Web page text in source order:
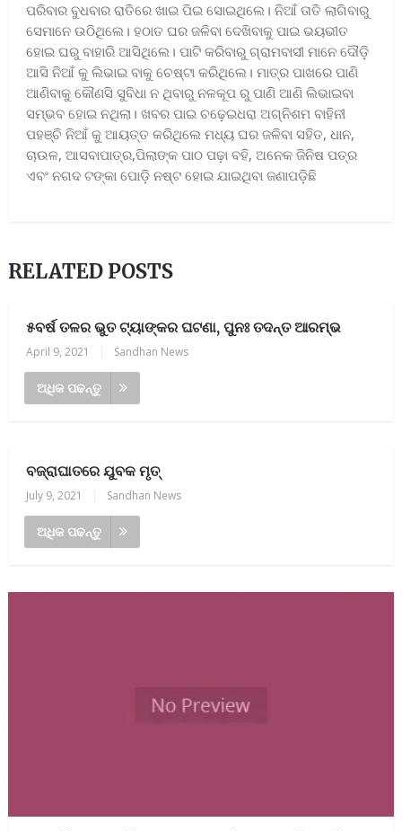
ପରିବାର ବୁଧବାର ରାତିରେ ଖାଇ ପିଇ ସୋଇଥିଲେ। ନିଆଁ ତାତି ଲାଗିବାରୁ
ସେମାନେ ଉଠିଥିଲେ। ହଠାତ ଘର ଜଳିବା ଦେଖିବାକୁ ପାଇ ଭୟଭୀତ
ହୋଇ ଘରୁ ବାହାରି ଆସିଥିଲେ। ପାଟି କରିବାରୁ ଗ୍ରାମବାସୀ ମାନେ ଦୌଡ଼ି
ଆସି ନିଆଁ କୁ ଲିଭାଇ ବାକୁ ଚେଷ୍ଟା କରିଥିଲେ। ମାତ୍ର ପାଖରେ ପାଣି
ଆଣିବାକୁ କୌଣସି ସୁବିଧା ନ ଥିବାରୁ ନଳକୂପ ରୁ ପାଣି ଆଣି ଲିଭାଇବା
ସମ୍ଭବ ହୋଇ ନଥିଲା। ଖବର ପାଇ ଚଢ଼େଇଧରା ଅଗ୍ନିଶମ ବାହିନୀ
ପହଞ୍ଚି ନିଆଁ କୁ ଆୟତ୍ତ କରିଥିଲେ ମଧ୍ୟ ଘର ଜଳିବା ସହିତ, ଧାନ,
ଚାଉଳ, ଆସବାପାତ୍ର,ପିଲାଙ୍କ ପାଠ ପଢ଼ା ବହି, ଅନେକ ଜିନିଷ ପତ୍ର
ଏବଂ ନଗଦ ଟଙ୍କା ପୋଡ଼ି ନଷ୍ଟ ହୋଇ ଯାଇଥିବା ଜଣାପଡ଼ିଛି
RELATED POSTS
୫ବର୍ଷ ତଳର ଭୁତ ଟ୍ୟାଙ୍କର ଘଟଣା, ପୁନଃ ତଦନ୍ତ ଆରମ୍ଭ
April 9, 2021 Sandhan News
ଅଧିକ ପଢନ୍ତୁ
ବଜ୍ରାଘାତରେ ଯୁବକ ମୃତ୍
July 9, 2021 Sandhan News
ଅଧିକ ପଢନ୍ତୁ